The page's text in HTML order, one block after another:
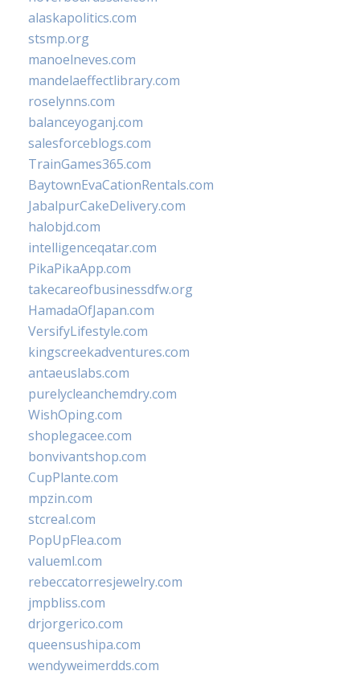
alaskapolitics.com
stsmp.org
manoelneves.com
mandelaeffectlibrary.com
roselynns.com
balanceyoganj.com
salesforceblogs.com
TrainGames365.com
BaytownEvaCationRentals.com
JabalpurCakeDelivery.com
halobjd.com
intelligenceqatar.com
PikaPikaApp.com
takecareofbusinessdfw.org
HamadaOfJapan.com
VersifyLifestyle.com
kingscreekadventures.com
antaeuslabs.com
purelycleanchemdry.com
WishOping.com
shoplegacee.com
bonvivantshop.com
CupPlante.com
mpzin.com
stcreal.com
PopUpFlea.com
valueml.com
rebeccatorresjewelry.com
jmpbliss.com
drjorgerico.com
queensushipa.com
wendyweimerdds.com